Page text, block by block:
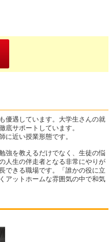
優遇しています。大学生さんの就
サポートしています。
に近い授業形態です。
強を教えるだけでなく、生徒の悩
人生の伴走者となる非常にやりが
できる職場です。「誰かの役に立
アットホームな雰囲気の中で和気